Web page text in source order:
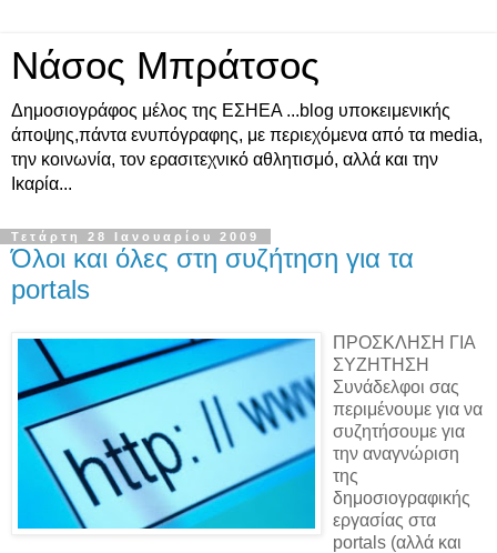
Νάσος Μπράτσος
Δημοσιογράφος μέλος της ΕΣΗΕΑ ...blog υποκειμενικής
άποψης,πάντα ενυπόγραφης, με περιεχόμενα από τα media,
την κοινωνία, τον ερασιτεχνικό αθλητισμό, αλλά και την
Ικαρία...
Τετάρτη 28 Ιανουαρίου 2009
Όλοι και όλες στη συζήτηση για τα
portals
ΠΡΟΣΚΛΗΣΗ ΓΙΑ
ΣΥΖΗΤΗΣΗ
Συνάδελφοι σας
περιμένουμε για να
συζητήσουμε για
την αναγνώριση
της
δημοσιογραφικής
εργασίας στα
portals (αλλά και